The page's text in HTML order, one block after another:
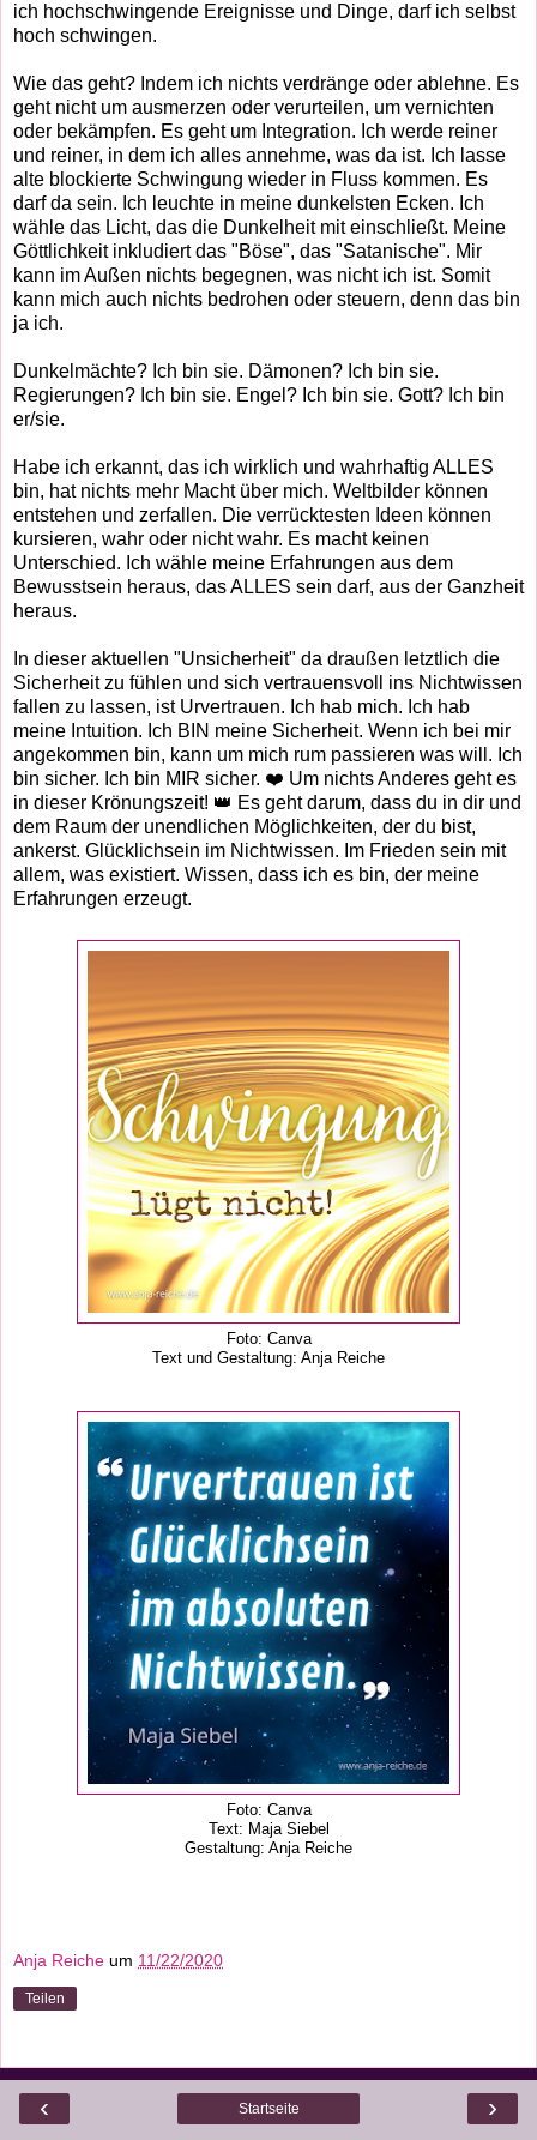
ich hochschwingende Ereignisse und Dinge, darf ich selbst
hoch schwingen.
Wie das geht? Indem ich nichts verdränge oder ablehne. Es
geht nicht um ausmerzen oder verurteilen, um vernichten
oder bekämpfen. Es geht um Integration. Ich werde reiner
und reiner, in dem ich alles annehme, was da ist. Ich lasse
alte blockierte Schwingung wieder in Fluss kommen. Es
darf da sein. Ich leuchte in meine dunkelsten Ecken. Ich
wähle das Licht, das die Dunkelheit mit einschließt. Meine
Göttlichkeit inkludiert das "Böse", das "Satanische". Mir
kann im Außen nichts begegnen, was nicht ich ist. Somit
kann mich auch nichts bedrohen oder steuern, denn das bin
ja ich.
Dunkelmächte? Ich bin sie. Dämonen? Ich bin sie.
Regierungen? Ich bin sie. Engel? Ich bin sie. Gott? Ich bin
er/sie.
Habe ich erkannt, das ich wirklich und wahrhaftig ALLES
bin, hat nichts mehr Macht über mich. Weltbilder können
entstehen und zerfallen. Die verrücktesten Ideen können
kursieren, wahr oder nicht wahr. Es macht keinen
Unterschied. Ich wähle meine Erfahrungen aus dem
Bewusstsein heraus, das ALLES sein darf, aus der Ganzheit
heraus.
In dieser aktuellen "Unsicherheit" da draußen letztlich die
Sicherheit zu fühlen und sich vertrauensvoll ins Nichtwissen
fallen zu lassen, ist Urvertrauen. Ich hab mich. Ich hab
meine Intuition. Ich BIN meine Sicherheit. Wenn ich bei mir
angekommen bin, kann um mich rum passieren was will. Ich
bin sicher. Ich bin MIR sicher. ❤️ Um nichts Anderes geht es
in dieser Krönungszeit! 👑 Es geht darum, dass du in dir und
dem Raum der unendlichen Möglichkeiten, der du bist,
ankerst. Glücklichsein im Nichtwissen. Im Frieden sein mit
allem, was existiert. Wissen, dass ich es bin, der meine
Erfahrungen erzeugt.
Foto: Canva
Text und Gestaltung: Anja Reiche
Foto: Canva
Text: Maja Siebel
Gestaltung: Anja Reiche
Anja Reiche um 11/22/2020
Teilen
‹ ›
Startseite